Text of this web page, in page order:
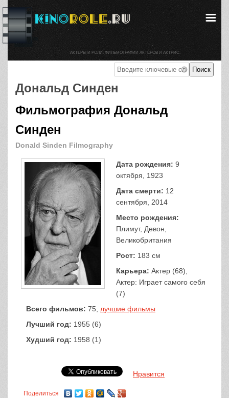
Дональд Синден
Фильмография Дональд
Синден
Donald Sinden Filmography
Дата рождения: 9
октября, 1923
Дата смерти: 12
сентября, 2014
Место рождения:
Плимут, Девон,
Великобритания
Рост: 183 см
Карьера: Актер (68),
Актер: Играет самого себя
(7)
Всего фильмов: 75, лучшие фильмы
Лучший год: 1955 (6)
Худший год: 1958 (1)
Нравится
Поделиться
АКТЕРЫ И РОЛИ. ФИЛЬМОГРАФИИ АКТЕРОВ И АКТРИС.